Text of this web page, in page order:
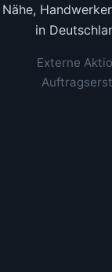
Nähe,
in
Externe